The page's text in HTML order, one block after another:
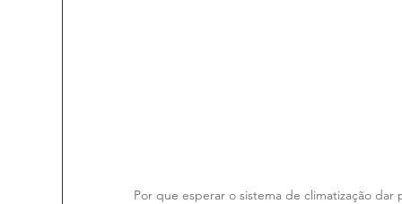
Por que esperar o sistema de climatização